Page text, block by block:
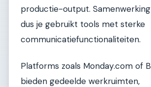
productie-output. Samenwerking
dus je gebruikt tools met sterke
communicatiefunctionaliteiten.
Platforms zoals Monday.com of
bieden gedeelde werkruimten,